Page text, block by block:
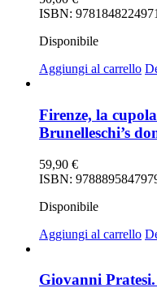
ISBN: 9781848224971
Disponibile
Aggiungi al carrello
Firenze, la
Brunelleschi’s
59,90 €
ISBN:
Disponibile
Aggiungi al carrello
Giovanni